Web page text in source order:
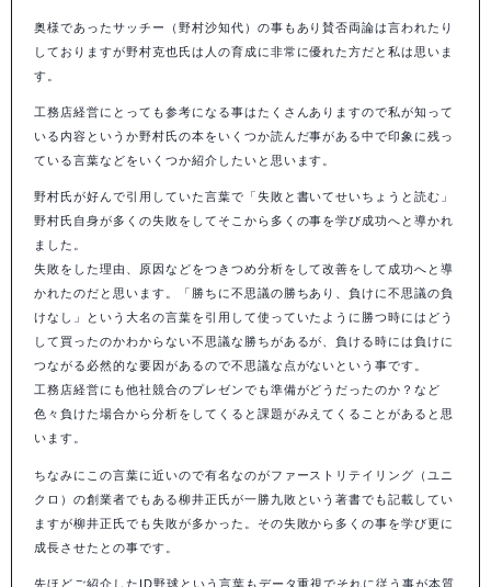
奥様であったサッチー（野村沙知代）の事もあり賛否両論は言われたり
しておりますが野村克也氏は人の育成に非常に優れた方だと私は思いま
す。
工務店経営にとっても参考になる事はたくさんありますので私が知って
いる内容というか野村氏の本をいくつか読んだ事がある中で印象に残っ
ている言葉などをいくつか紹介したいと思います。
野村氏が好んで引用していた言葉で「失敗と書いてせいちょうと読む」
野村氏自身が多くの失敗をしてそこから多くの事を学び成功へと導かれ
ました。
失敗をした理由、原因などをつきつめ分析をして改善をして成功へと導
かれたのだと思います。「勝ちに不思議の勝ちあり、負けに不思議の負
けなし」という大名の言葉を引用して使っていたように勝つ時にはどう
して買ったのかわからない不思議な勝ちがあるが、負ける時には負けに
つながる必然的な要因があるので不思議な点がないという事です。
工務店経営にも他社競合のプレゼンでも準備がどうだったのか？など
色々負けた場合から分析をしてくると課題がみえてくることがあると思
います。
ちなみにこの言葉に近いので有名なのがファーストリテイリング（ユニ
クロ）の創業者でもある柳井正氏が一勝九敗という著書でも記載してい
ますが柳井正氏でも失敗が多かった。その失敗から多くの事を学び更に
成長させたとの事です。
先ほどご紹介したID野球という言葉もデータ重視でそれに従う事が本質